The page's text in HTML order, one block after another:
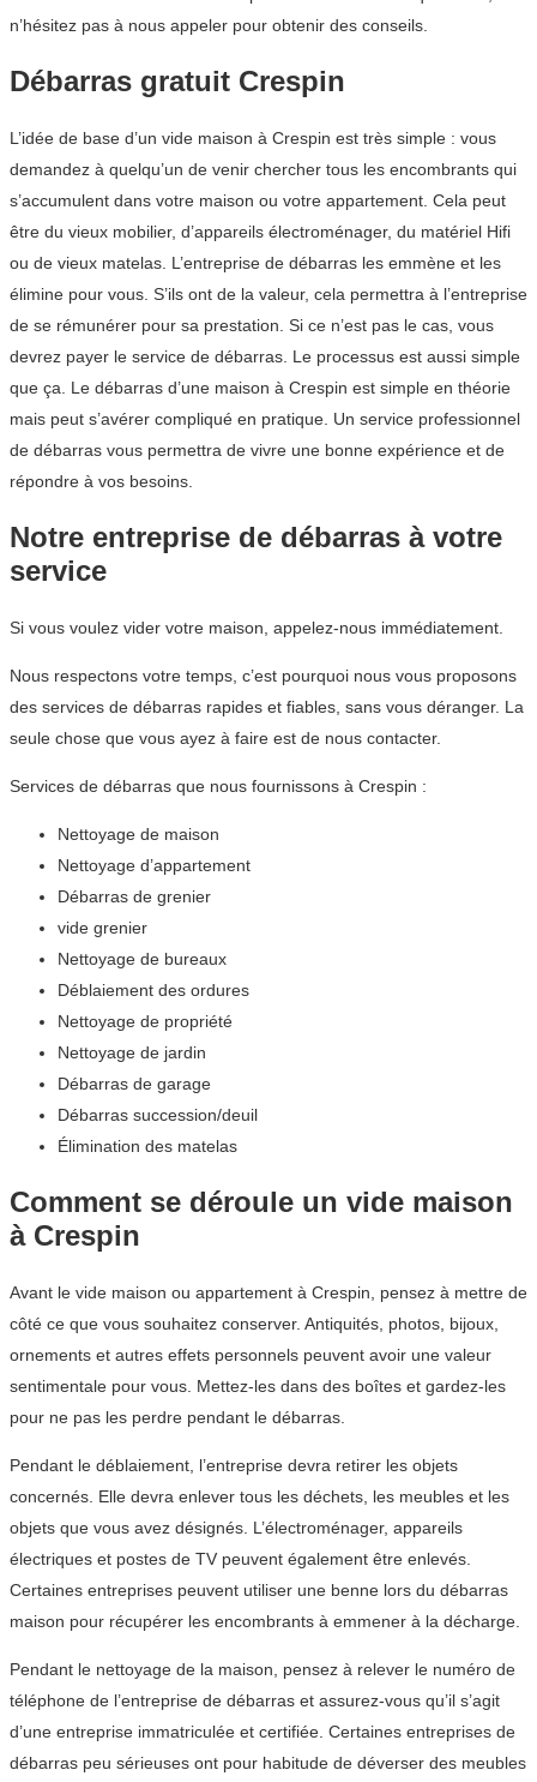
n’hésitez pas à nous appeler pour obtenir des conseils.
Débarras gratuit Crespin
L’idée de base d’un vide maison à Crespin est très simple : vous
demandez à quelqu’un de venir chercher tous les encombrants qui
s’accumulent dans votre maison ou votre appartement. Cela peut
être du vieux mobilier, d’appareils électroménager, du matériel Hifi
ou de vieux matelas. L’entreprise de débarras les emmène et les
élimine pour vous. S’ils ont de la valeur, cela permettra à l’entreprise
de se rémunérer pour sa prestation. Si ce n’est pas le cas, vous
devrez payer le service de débarras. Le processus est aussi simple
que ça. Le débarras d’une maison à Crespin est simple en théorie
mais peut s’avérer compliqué en pratique. Un service professionnel
de débarras vous permettra de vivre une bonne expérience et de
répondre à vos besoins.
Notre entreprise de débarras à votre
service
Si vous voulez vider votre maison, appelez-nous immédiatement.
Nous respectons votre temps, c’est pourquoi nous vous proposons
des services de débarras rapides et fiables, sans vous déranger. La
seule chose que vous ayez à faire est de nous contacter.
Services de débarras que nous fournissons à Crespin :
Nettoyage de maison
Nettoyage d’appartement
Débarras de grenier
vide grenier
Nettoyage de bureaux
Déblaiement des ordures
Nettoyage de propriété
Nettoyage de jardin
Débarras de garage
Débarras succession/deuil
Élimination des matelas
Comment se déroule un vide maison
à Crespin
Avant le vide maison ou appartement à Crespin, pensez à mettre de
côté ce que vous souhaitez conserver. Antiquités, photos, bijoux,
ornements et autres effets personnels peuvent avoir une valeur
sentimentale pour vous. Mettez-les dans des boîtes et gardez-les
pour ne pas les perdre pendant le débarras.
Pendant le déblaiement, l’entreprise devra retirer les objets
concernés. Elle devra enlever tous les déchets, les meubles et les
objets que vous avez désignés. L’électroménager, appareils
électriques et postes de TV peuvent également être enlevés.
Certaines entreprises peuvent utiliser une benne lors du débarras
maison pour récupérer les encombrants à emmener à la décharge.
Pendant le nettoyage de la maison, pensez à relever le numéro de
téléphone de l’entreprise de débarras et assurez-vous qu’il s’agit
d’une entreprise immatriculée et certifiée. Certaines entreprises de
débarras peu sérieuses ont pour habitude de déverser des meubles